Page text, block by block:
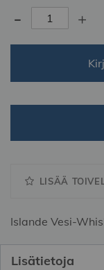
- +
LISÄÄ
Islande Vesi-
Lisätietoja